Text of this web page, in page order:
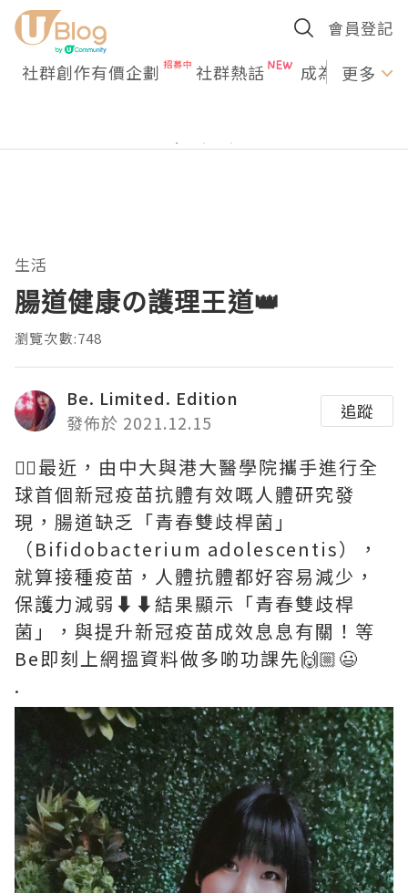
會員登記
社群創作有價企劃 社群熱話 成為U更多
生活
腸道健康の護理王道👑
瀏覽次數:748
Be. Limited. Edition
發佈於 2021.12.15
追蹤
💁‍♀️最近，由中大與港大醫學院攜手進行全
球首個新冠疫苗抗體有效嘅人體研究發
現，腸道缺乏「青春雙歧桿菌」
（Bifidobacterium adolescentis），
就算接種疫苗，人體抗體都好容易減少，
保護力減弱⬇️⬇️結果顯示「青春雙歧桿
菌」，與提升新冠疫苗成效息息有關！等
Be即刻上網搵資料做多啲功課先🙌🏼😃
.